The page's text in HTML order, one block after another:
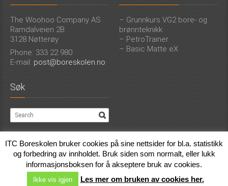
The Woohoo Company AS
Ramdalveien 2B
3128 Nøtterøy
Phone: 333 22 980
E-mail: post@boreskolen.no
– Grunnkurs VG2 bore- og
brønnteknikk
– PetroTrainer
– Basic Matte eX
Søk
Boreskolen©2026. Alle rettigheter reservert ITC Boreskolen AS |Personvern|
Utviklet avFærder Marketing.
ITC Boreskolen bruker cookies på sine nettsider for bl.a. statistikk
og forbedring av innholdet. Bruk siden som normalt, eller lukk
informasjonsboksen for å akseptere bruk av cookies.
Ikke vis igjen Les mer om bruken av cookies her.